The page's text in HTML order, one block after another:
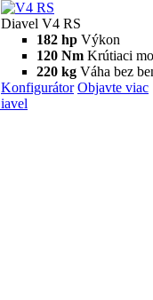
Diavel V4 RS
182 hp Výkon
120 Nm Krútiaci
220 kg Váha bez
Konfigurátor Objavte viac